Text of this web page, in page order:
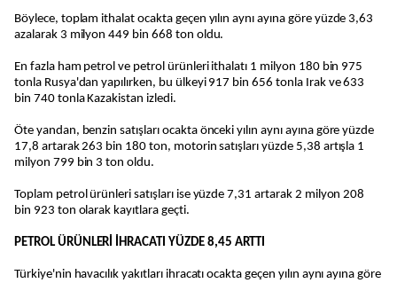
Böylece, toplam ithalat ocakta geçen yılın aynı ayına göre yüzde 3,63
azalarak 3 milyon 449 bin 668 ton oldu.
En fazla ham petrol ve petrol ürünleri ithalatı 1 milyon 180 bin 975
tonla Rusya'dan yapılırken, bu ülkeyi 917 bin 656 tonla Irak ve 633
bin 740 tonla Kazakistan izledi.
Öte yandan, benzin satışları ocakta önceki yılın aynı ayına göre yüzde
17,8 artarak 263 bin 180 ton, motorin satışları yüzde 5,38 artışla 1
milyon 799 bin 3 ton oldu.
Toplam petrol ürünleri satışları ise yüzde 7,31 artarak 2 milyon 208
bin 923 ton olarak kayıtlara geçti.
PETROL ÜRÜNLERİ İHRACATI YÜZDE 8,45 ARTTI
Türkiye'nin havacılık yakıtları ihracatı ocakta geçen yılın aynı ayına göre